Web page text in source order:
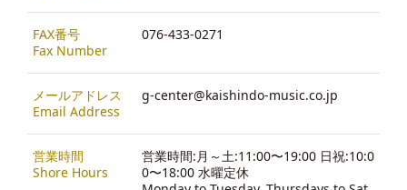
FAX番号
Fax Number
076-433-0271
メールアドレス
Email Address
g-center@kaishindo-music.co.jp
営業時間
Shore Hours
営業時間:月～土:11:00〜19:00 日祝:10:0
0〜18:00 水曜定休